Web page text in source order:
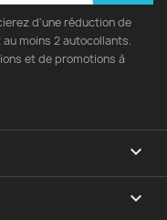
d'une réduction de
moins 2 autocollants.
et de promotions à

